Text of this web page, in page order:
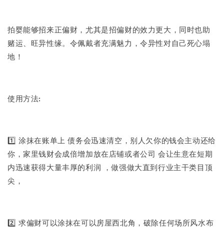
拍婴能够招来正偏财，尤其是招偏财的效力更大，同时也助
赌运、旺异性缘。令佩戴者充满魅力，令异性对自己死心塌
地！
使用方法:
1️⃣ 涂抹在账单上 债务会迅速清空，别人欠你的钱会主动还给
你，家里钱财会成倍增加放在店铺或者公司 会让生意在短期
内迅速获得大量丰厚的利润 ，做强做大直到行业主干类目顶
尖，
2️⃣ 求偏财可以涂抹在可以房屋西北角，破除任何场所风水布